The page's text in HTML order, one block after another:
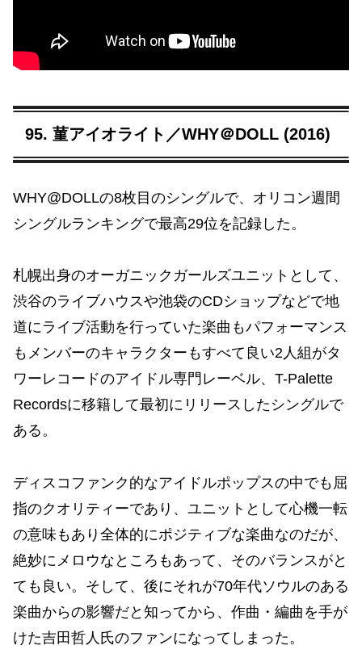
95. 菫アイオライト／WHY＠DOLL (2016)
WHY@DOLLの8枚目のシングルで、オリコン週間
シングルランキングで最高29位を記録した。
札幌出身のオーガニックガールズユニットとして、
渋谷のライブハウスや池袋のCDショップなどで地
道にライブ活動を行っていた楽曲もパフォーマンス
もメンバーのキャラクターもすべて良い2人組がタ
ワーレコードのアイドル専門レーベル、T-Palette
Recordsに移籍して最初にリリースしたシングルで
ある。
ディスコファンク的なアイドルポップスの中でも屈
指のクオリティーであり、ユニットとして心機一転
の意味もあり全体的にポジティブな楽曲なのだが、
絶妙にメロウなところもあって、そのバランスがと
ても良い。そして、後にそれが70年代ソウルのある
楽曲からの影響だと知ってから、作曲・編曲を手が
けた吉田哲人氏のファンになってしまった。